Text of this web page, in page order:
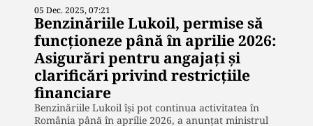
05 Dec. 2025, 07:21
Benzinăriile Lukoil, permise să
funcționeze până în aprilie 2026:
Asigurări pentru angajați și
clarificări privind restricțiile
financiare
Benzinăriile Lukoil își pot continua activitatea în
România până în aprilie 2026, a anunțat ministrul